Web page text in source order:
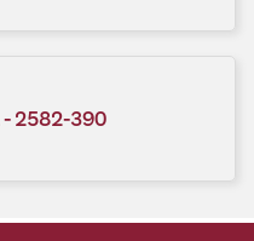
2582-390